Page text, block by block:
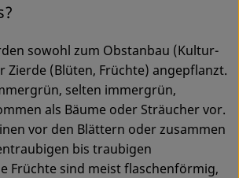
sowohl zum Obstanbau (Kultur-
Zierde (Blüten, Früchte) angepflanzt.
selten immergrün,
als Bäume oder Sträucher vor.
vor den Blättern oder zusammen
bis traubigen
Früchte sind meist flaschenförmig,